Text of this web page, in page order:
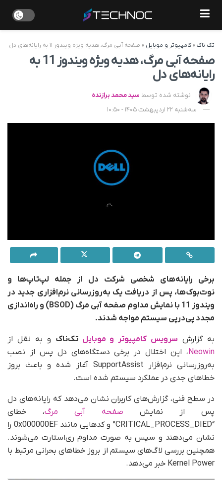
تک ناک»کامپیوتر و موبایل » صفحه آبی مرگ، هدیه ویژه ویندوز ۱۱ به رایانه‌های دل
صفحه آبی مرگ، هدیه ویژه ویندوز 11 به
رایانه‌های دل
نوشته شده توسط سید محمد برازنده
سه‌شنبه 22 اردیبهشت 1405 - 10:50
برخی رایانه‌های شخصی شرکت دل از جمله لپ‌تاپ‌ها و
نوت‌بوک‌ها، پس از دریافت یک به‌روزرسانی نرم‌افزاری جدید در
ویندوز 11 با نمایش مداوم صفحه آبی مرگ (BSOD) و راه‌اندازی
مجدد پی‌درپی سیستم مواجه شدند.
به گزارش سرویس کامپیوتر و موبایل تک‌ناک و به نقل از
Neowin، این اختلال در برخی دستگاه‌های دل پس از نصب
به‌روزرسانی نرم‌افزار SupportAssist آغاز شده و باعث بروز
خطاهای جدی در عملکرد سیستم شده است.
در سطح فنی، گزارش‌های کاربران نشان می‌دهد که رایانه‌های دل
پس از نمایش صفحه آبی مرگ، خطای
“CRITICAL_PROCESS_DIED” و کدهایی مانند 0x000000EF را
نشان می‌دهند و سپس به‌ صورت مداوم ری‌استارت می‌شوند.
همچنین بررسی لاگ‌های سیستم از بروز خطاهای بحرانی مرتبط با
Kernel Power خبر می‌دهد.